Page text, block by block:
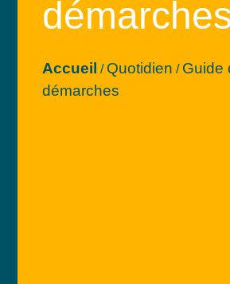
Accueil / Quotidien / Guide
démarches